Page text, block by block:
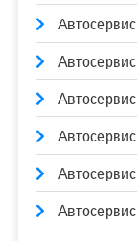
Автосервис
Автосервис
Автосервис
Автосервис
Автосервис
Автосервис